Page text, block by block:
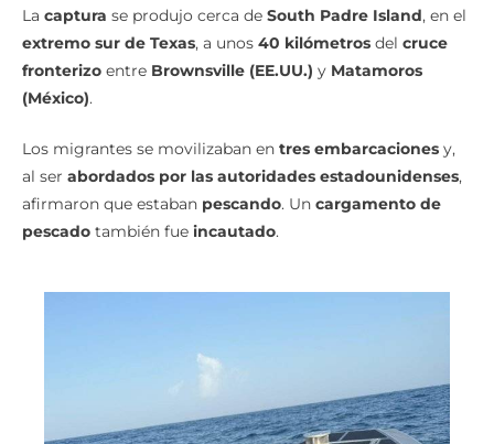
La captura se produjo cerca de South Padre Island, en el
extremo sur de Texas, a unos 40 kilómetros del cruce
fronterizo entre Brownsville (EE.UU.) y Matamoros
(México).
Los migrantes se movilizaban en tres embarcaciones y,
al ser abordados por las autoridades estadounidenses,
afirmaron que estaban pescando. Un cargamento de
pescado también fue incautado.